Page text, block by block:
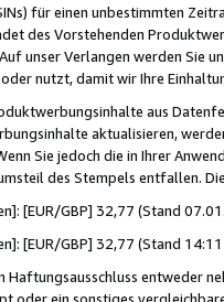
für einen unbestimmten
des Vorstehenden
unser Verlangen werden Sie
nutzt, damit wir Ihre
aus
aktualisieren,
Sie jedoch die in Ihrer
des Stempels entfallen.
[EUR/GBP] 32,77 (Stand
[EUR/GBP] 32,77 (Stand
Haftungsausschluss entweder
oder ein sonstiges